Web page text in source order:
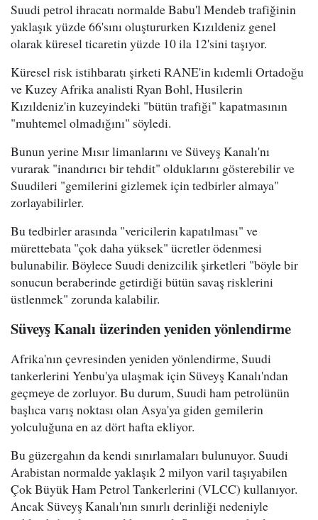
Suudi petrol ihracatı normalde Babu'l Mendeb trafiğinin
yaklaşık yüzde 66'sını oluştururken Kızıldeniz genel
olarak küresel ticaretin yüzde 10 ila 12'sini taşıyor.
Küresel risk istihbaratı şirketi RANE'in kıdemli Ortadoğu
ve Kuzey Afrika analisti Ryan Bohl, Husilerin
Kızıldeniz'in kuzeyindeki "bütün trafiği" kapatmasının
"muhtemel olmadığını" söyledi.
Bunun yerine Mısır limanlarını ve Süveyş Kanalı'nı
vurarak "inandırıcı bir tehdit" olduklarını gösterebilir ve
Suudileri "gemilerini gizlemek için tedbirler almaya"
zorlayabilirler.
Bu tedbirler arasında "vericilerin kapatılması" ve
mürettebata "çok daha yüksek" ücretler ödenmesi
bulunabilir. Böylece Suudi denizcilik şirketleri "böyle bir
sonucun beraberinde getirdiği bütün savaş risklerini
üstlenmek" zorunda kalabilir.
Süveyş Kanalı üzerinden yeniden yönlendirme
Afrika'nın çevresinden yeniden yönlendirme, Suudi
tankerlerini Yenbu'ya ulaşmak için Süveyş Kanalı'ndan
geçmeye de zorluyor. Bu durum, Suudi ham petrolünün
başlıca varış noktası olan Asya'ya giden gemilerin
yolculuğuna en az dört hafta ekliyor.
Bu güzergahın da kendi sınırlamaları bulunuyor. Suudi
Arabistan normalde yaklaşık 2 milyon varil taşıyabilen
Çok Büyük Ham Petrol Tankerlerini (VLCC) kullanıyor.
Ancak Süveyş Kanalı'nın sınırlı derinliği nedeniyle